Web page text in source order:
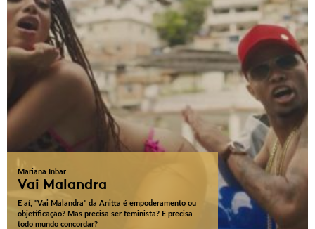
Mariana Inbar
Vai Malandra
E aí, "Vai Malandra" da Anitta é empoderamento ou
objetificação? Mas precisa ser feminista? E precisa
todo mundo concordar?